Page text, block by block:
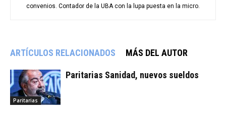
convenios. Contador de la UBA con la lupa puesta en la micro.
ARTÍCULOS RELACIONADOS MÁS DEL AUTOR
Paritarias
Paritarias Sanidad, nuevos sueldos